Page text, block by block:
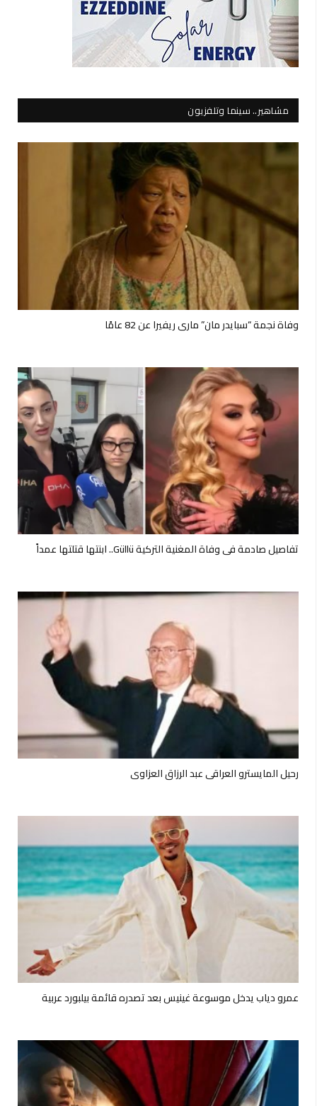
مشاهير.. سينما وتلفزيون
وفاة نجمة “سبايدر مان” ماري ريفيرا عن 82 عامًا
تفاصيل صادمة في وفاة المغنية التركية Güllü.. ابنتها قتلتها عمداً
رحيل المايسترو العراقي عبد الرزاق العزاوي
عمرو دياب يدخل موسوعة غينيس بعد تصدره قائمة بيلبورد عربية